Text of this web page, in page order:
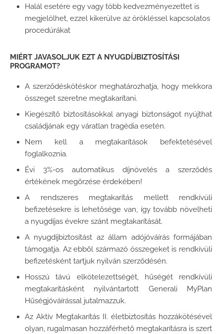
Halál esetére egy vagy több kedvezményezettet is
megjelölhet, ezzel kikerülve az örökléssel kapcsolatos
procedúrákat
MIÉRT JAVASOLJUK EZT A NYUGDÍJBIZTOSÍTÁSI
PROGRAMOT?
A szerződéskötéskor meghatározhatja, hogy mekkora
összeget szeretne megtakarítani.
Kiegészítő biztosításokkal anyagi biztonságot nyújthat
családjának egy váratlan tragédia esetén.
Nem kell a megtakarítások befektetésével
foglalkoznia.
Évi 3%-os automatikus díjnövelés a szerződés
értékének megőrzése érdekében!
A rendszeres megtakarítás mellett rendkívüli
befizetésekre is lehetősége van, így tovább növelheti
a nyugdíjas évekre szánt megtakarítását.
A nyugdíjbiztosítást az állam adójóváírás formájában
támogatja. Az ebből származó összegeket is rendkívüli
befizetésként tartjuk nyilván szerződésén.
Hosszú távú elkötelezettségét, hűségét rendkívüli
megtakarításként nyilvántartott Generali MyPlan
Hűségjóváírással jutalmazzuk.
Az Aktív Megtakarítás II. életbiztosítás hozzákötésével
olyan, rugalmasan hozzáférhető megtakarításra is szert